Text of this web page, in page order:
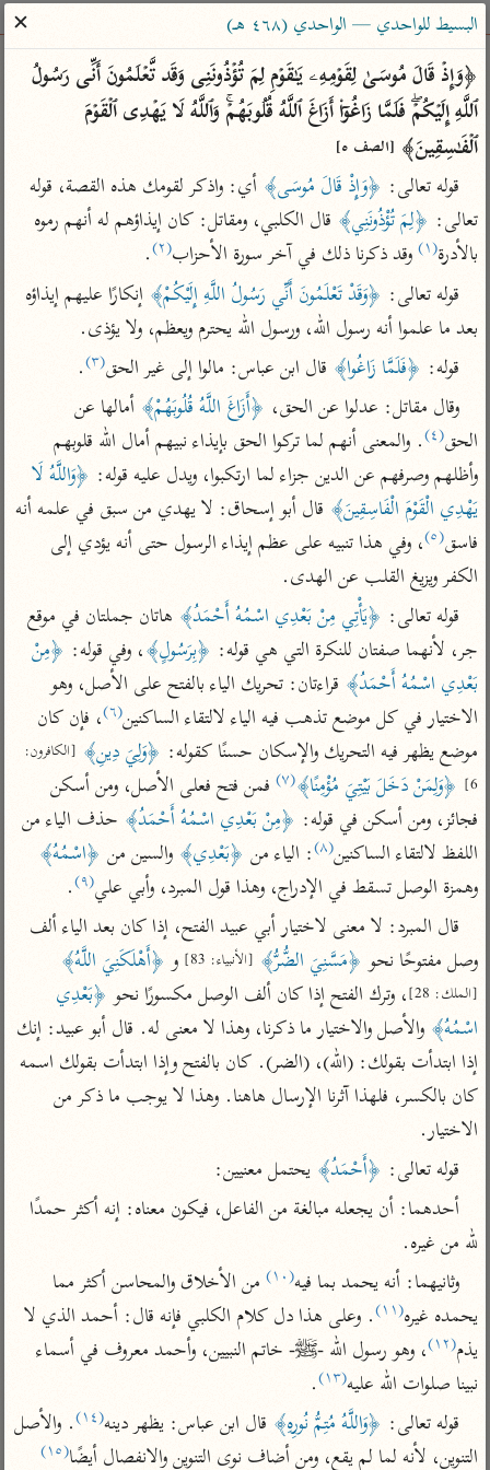
ساهم معنا في نشر القرآن والعلم الشرعي
الباحث القرآني
بحث تفسير علوم مصاحف
Type 2 or more characters for results.
Type 1 or more
characters for results.
أمّهات
تفسير الطبري
تفسير ابن كثير
تفسير القرطبي
تفسير البغوي
جمع الأقوال
تفسير ابن الجوزي
تفسير الماوردي
منتقاة
تفسير ابن القيم
تفسير ابن تيمية
عامّة
تفسير السمعاني
تفسير مكّي
محاسن التأويل
للقاسمي
تفسير الثعالبي
تفسير السمرقندي
تفسير الثعلبي
عامّة
فتح البيان للقنوجي
فتح القدير للشوكاني
تفسير ابن جزي
موسوعات
تفسير الآلوسي
تفسير الرازي
أخرى
أضواء البيان
نظم الدرر للبقاعي
لغة وبلاغة
التحرير والتنوير
المحرر الوجيز لابن
عطية
البحر المحيط لأبي
البسيط للواحدي
تفسير أبي السعود
الكشاف للزمخشري
معاصرة
الميسر
المختصر في
التفسير
تفسير السعدي
أيسر التفاسير
القرآن – تدبر وعمل
تفسير ابن عثيمين
مركَّزة العبارة
تفسير الجلالين
جامع البيان للإيجي
تفسير البيضاوي
تفسير النسفي
الوجيز للواحدي
تفسير ابن أبي زمنين
آثار
موسوعة التفسير
المأثور
الدر المنثور
تفسير ابن أبي حاتم
تفسير مقاتل
تفسير قتادة
اشترك لتصلك أخبار مشاريعنا
اشترك
راسلنا •تليجرام • تويتر
تعليمات
البسيط للواحدي — الواحدي (٤٦٨ هـ)
✕
ٱلۡفَـٰسِقِینَ﴾ [الصف ٥]
قوله تعالى: ﴿وَإِذْ قَالَ مُوسَى﴾
تعالى: ﴿لِمَ تُؤْذُونَنِي﴾
بالأدرة(١) وقد ذكرنا ذلك في آخر سورة الأحزاب(٢) .
قوله تعالى: ﴿وَقَدْ تَعْلَمُونَ أَنِّي رَسُولُ اللَّهِ إِلَيْكُمْ﴾
بعد ما علموا أنه رسول الله، ورسول الله يحترم ويعظم، ولا يؤذى.
قوله: ﴿فَلَمَّا زَاغُوا﴾ قال ابن عباس: مالوا إلى غير الحق(٣) .
وقال مقاتل: عدلوا عن الحق، ﴿أَزَاغَ اللَّهُ قُلُوبَهُمْ﴾
الحق(٤)
وأظلهم وصرفهم عن الدين جزاء لما ارتكبوا، ويدل عليه قوله:
يَهْدِي الْقَوْمَ الْفَاسِقِينَ﴾
فاسق(٥)
الكفر ويزيغ القلب عن الهدى.
قوله تعالى: ﴿يَأْتِي مِنْ بَعْدِي اسْمُهُ أَحْمَدُ﴾
جر، لأنهما صفتان للنكرة التي هي قوله: ﴿بِرَسُولٍ﴾، وفي قوله:
بَعْدِي اسْمُهُ أَحْمَدُ﴾
قراءتان: تحريك الياء بالفتح على الأصل، وهو
الاختيار في كل موضع تذهب فيه الياء لالتقاء الساكنين(٦)
موضع يظهر فيه التحريك والإسكان حسنًا كقوله: ﴿وَلِيَ دِينِ﴾
6]
﴿وَلِمَنْ دَخَلَ بَيْتِيَ مُؤْمِنًا﴾(٧)
فجائز، ومن أسكن في قوله: ﴿مِنْ بَعْدِي اسْمُهُ أَحْمَدُ﴾
اللفظ لالتقاء الساكنين(٨) : الياء من ﴿بَعْدِي﴾ والسين من ﴿اسْمُهُ﴾
وهمزة الوصل تسقط في الإدراج، وهذا قول المبرد، وأبي علي(٩) .
وصل مفتوحًا نحو ﴿مَسَّنِيَ الضُّرُّ﴾ [الأنبياء: 83] و ﴿أَهْلَكَنِيَ اللَّهُ﴾
[الملك: 28] ، وترك الفتح إذا كان ألف الوصل مكسورًا نحو
اسْمُهُ﴾
الاختيار.
قوله تعالى: ﴿أَحْمَدُ﴾ يحتمل معنيين:
لله من غيره.
وثانيهما: أنه يحمد بما فيه(١٠)
يحمده غيره(١١)
يذم(١٢)
نبينا صلوات الله عليه(١٣)
.
قوله تعالى: ﴿وَاللَّهُ مُتِمُّ نُورِهِ﴾ قال ابن عباس: يظهر دينه(١٤)
التنوين، لأنه لما لم يقع، ومن أضاف نوى التنوين والانفصال أيضًا(١٥)